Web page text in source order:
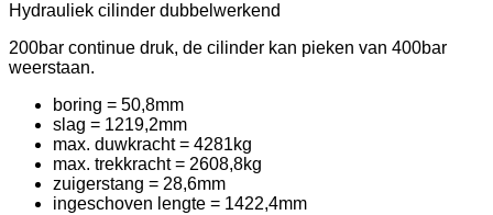
Hydrauliek cilinder dubbelwerkend
200bar continue druk, de cilinder kan pieken van 400bar
weerstaan.
boring = 50,8mm
slag = 1219,2mm
max. duwkracht = 4281kg
max. trekkracht = 2608,8kg
zuigerstang = 28,6mm
ingeschoven lengte = 1422,4mm